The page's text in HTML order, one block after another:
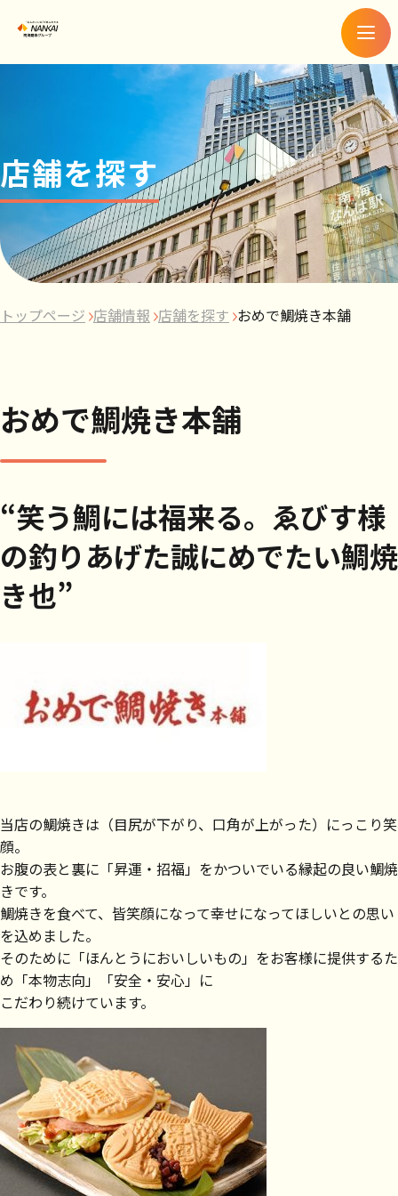
メ
ニ
ュ
ー
店舗を探す
トップページ 店舗情報 店舗を探す おめで鯛焼き本舗
おめで鯛焼き本舗
“笑う鯛には福来る。ゑびす様
の釣りあげた誠にめでたい鯛焼
き也”
当店の鯛焼きは（目尻が下がり、口角が上がった）にっこり笑
顔。
お腹の表と裏に「昇運・招福」をかついでいる縁起の良い鯛焼
きです。
鯛焼きを食べて、皆笑顔になって幸せになってほしいとの思い
を込めました。
そのために「ほんとうにおいしいもの」をお客様に提供するた
め「本物志向」「安全・安心」に
こだわり続けています。